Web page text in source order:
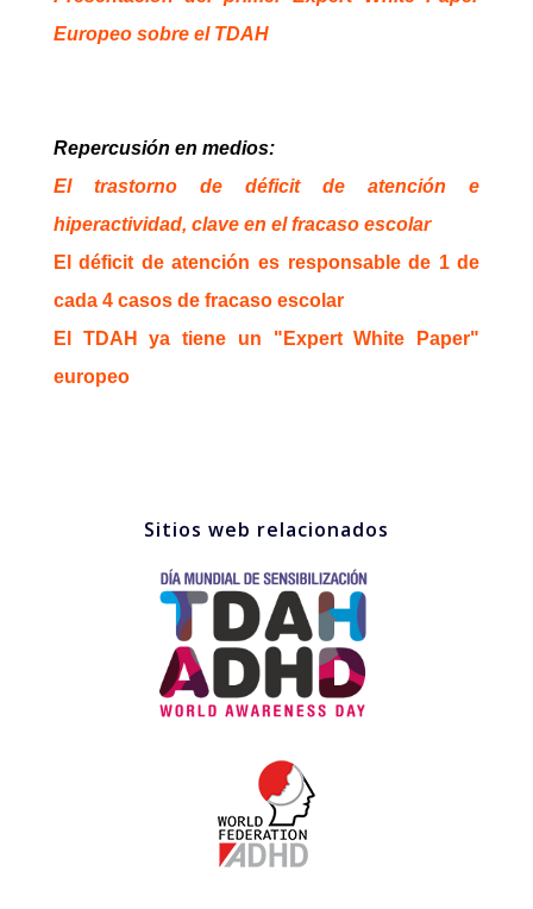
Europeo sobre el TDAH
Repercusión en medios:
El trastorno de déficit de atención e
hiperactividad, clave en el fracaso escolar
El déficit de atención es responsable de 1 de
cada 4 casos de fracaso escolar
El TDAH ya tiene un "Expert White Paper"
europeo
Sitios web relacionados